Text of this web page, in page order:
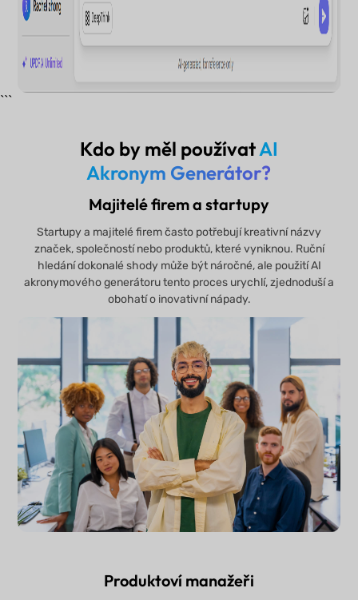
```
Kdo by měl používatAI
Akronym Generátor?
Majitelé firem a startupy
Startupy a majitelé firem často potřebují kreativní názvy
značek, společností nebo produktů, které vyniknou. Ruční
hledání dokonalé shody může být náročné, ale použití AI
akronymového generátoru tento proces urychlí, zjednoduší a
obohatí o inovativní nápady.
Produktoví manažeři